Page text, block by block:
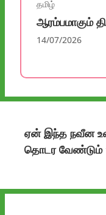
தமிழ்
ஆரம்பமாகும்
14/07/2026
ஏன் இந்த நவீன
தொடர வேண்டும்